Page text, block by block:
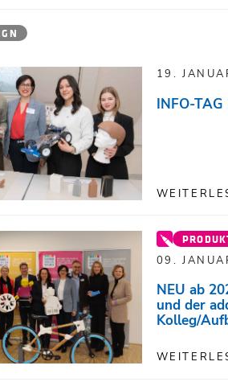
19.
INFO-
09.
NEU ab
und der
Kolleg/